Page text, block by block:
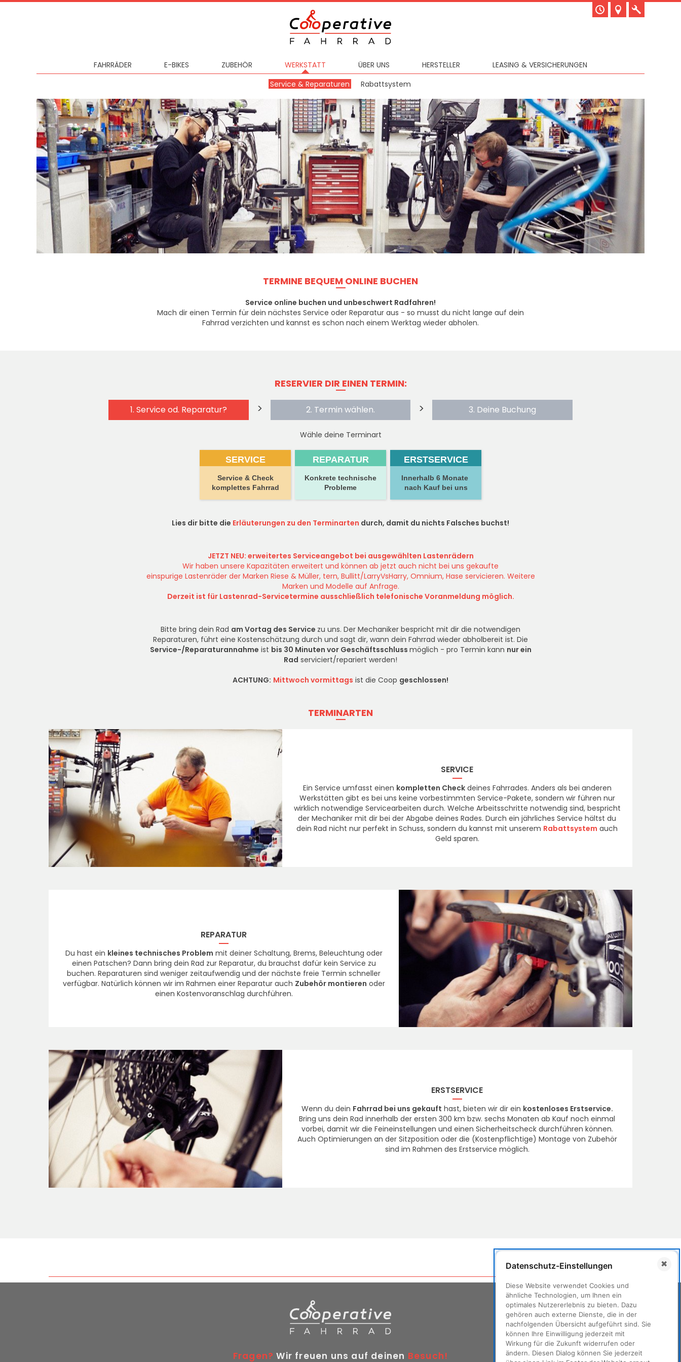
FAHRRÄDER E-BIKES ZUBEHÖR
WERKSTATT
Service & Reparaturen
Rabattsystem
ÜBER UNS HERSTELLER LEASING & VERSICHERUNGEN
TERMINE BEQUEM ONLINE BUCHEN
Service online buchen und unbeschwert Radfahren!
Mach dir einen Termin für dein nächstes Service oder Reparatur aus - so musst du nicht lange auf dein
Fahrrad verzichten und kannst es schon nach einem Werktag wieder abholen.
RESERVIER DIR EINEN TERMIN:
1. Service od. Reparatur? > 2. Termin wählen. > 3. Deine Buchung
Wähle deine Terminart
SERVICE
Service & Check
komplettes Fahrrad
REPARATUR
Konkrete technische
Probleme
ERSTSERVICE
Innerhalb 6 Monate
nach Kauf bei uns
Lies dir bitte die Erläuterungen zu den Terminarten durch, damit du nichts Falsches buchst!
JETZT NEU: erweitertes Serviceangebot bei ausgewählten Lastenrädern
Wir haben unsere Kapazitäten erweitert und können ab jetzt auch nicht bei uns gekaufte
einspurige Lastenräder der Marken Riese & Müller, tern, Bullitt/LarryVsHarry, Omnium, Hase servicieren. Weitere
Marken und Modelle auf Anfrage.
Derzeit ist für Lastenrad-Servicetermine ausschließlich telefonische Voranmeldung möglich.
Bitte bring dein Rad am Vortag des Service zu uns. Der Mechaniker bespricht mit dir die notwendigen
Reparaturen, führt eine Kostenschätzung durch und sagt dir, wann dein Fahrrad wieder abholbereit ist. Die
Service-/Reparaturannahme ist bis 30 Minuten vor Geschäftsschluss möglich - pro Termin kann nur ein
Rad serviciert/repariert werden!
ACHTUNG: Mittwoch vormittags ist die Coop geschlossen!
TERMINARTEN
SERVICE
Ein Service umfasst einen kompletten Checkdeines Fahrrades. Anders als bei anderen
Werkstätten gibt es bei uns keine vorbestimmten Service-Pakete, sondern wir führen nur
wirklich notwendige Servicearbeiten durch. Welche Arbeitsschritte notwendig sind, bespricht
der Mechaniker mit dir bei der Abgabe deines Rades. Durch ein jährliches Service hältst du
dein Rad nicht nur perfekt in Schuss, sondern du kannst mit unserem Rabattsystem auch
Geld sparen.
REPARATUR
Du hast ein kleines technisches Problem mit deiner Schaltung, Brems, Beleuchtung oder
einen Patschen? Dann bring dein Rad zur Reparatur, du brauchst dafür kein Service zu
buchen. Reparaturen sind weniger zeitaufwendig und der nächste freie Termin schneller
verfügbar. Natürlich können wir im Rahmen einer Reparatur auch Zubehör montieren oder
einen Kostenvoranschlag durchführen.
ERSTSERVICE
Wenn du dein Fahrrad bei uns gekauft hast, bieten wir dir ein kostenloses Erstservice.
Bring uns dein Rad innerhalb der ersten 300 km bzw. sechs Monaten ab Kauf noch einmal
vorbei, damit wir die Feineinstellungen und einen Sicherheitscheck durchführen können.
Auch Optimierungen an der Sitzposition oder die (Kostenpflichtige) Montage von Zubehör
sind im Rahmen des Erstservice möglich.
Fragen? Wir freuen uns auf deinen Besuch!
Datenschutz-Einstellungen
Diese Website verwendet Cookies und
ähnliche Technologien, um Ihnen ein
optimales Nutzererlebnis zu bieten. Dazu
gehören auch externe Dienste, die in der
nachfolgenden Übersicht aufgeführt sind. Sie
können Ihre Einwilligung jederzeit mit
Wirkung für die Zukunft widerrufen oder
ändern. Diesen Dialog können Sie jederzeit
✖